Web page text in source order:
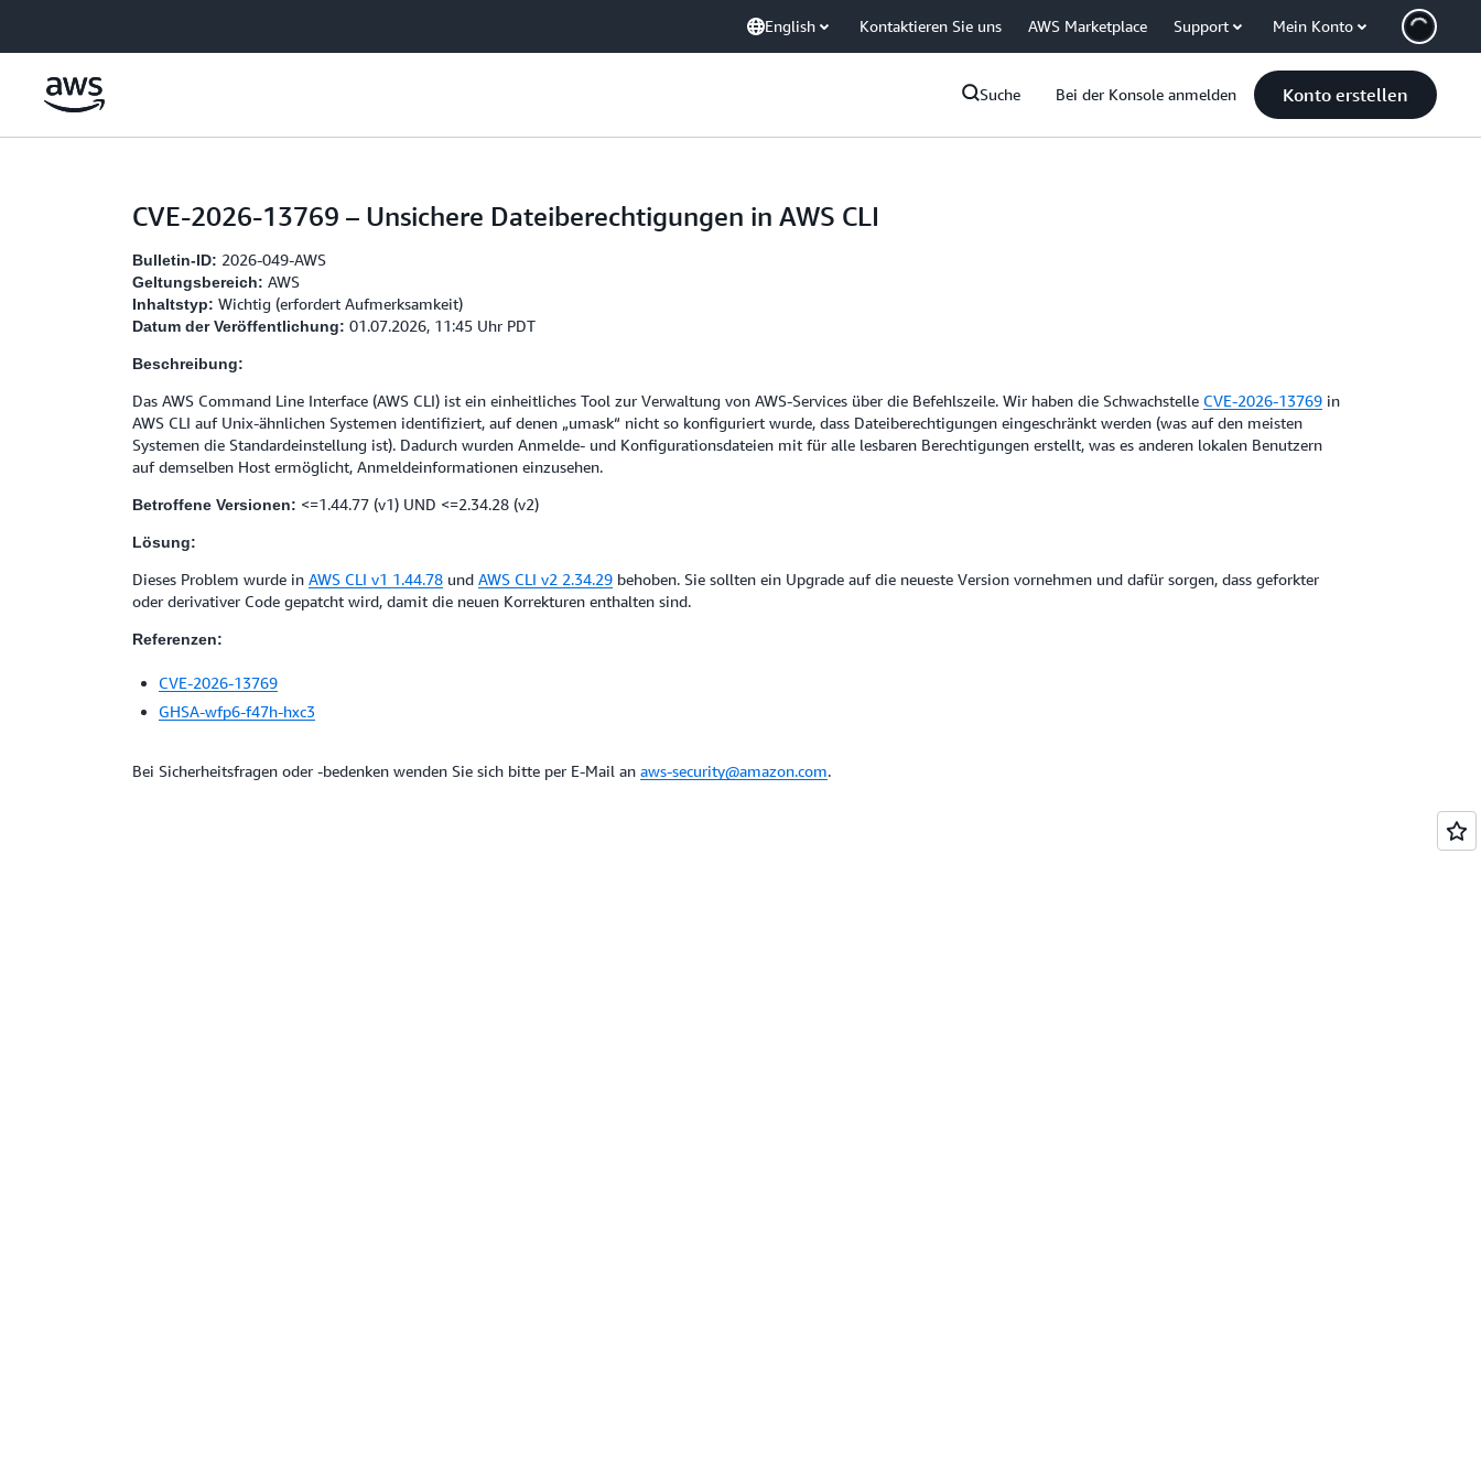
English Kontaktieren Sie uns AWS Marketplace Support Mein Konto
Suche Bei der Konsole anmelden Konto erstellen
CVE-2026-13769 – Unsichere Dateiberechtigungen in AWS CLI
Bulletin-ID: 2026-049-AWS
Geltungsbereich: AWS
Inhaltstyp: Wichtig (erfordert Aufmerksamkeit)
Datum der Veröffentlichung: 01.07.2026, 11:45 Uhr PDT
Beschreibung:
Das AWS Command Line Interface (AWS CLI) ist ein einheitliches Tool zur Verwaltung von AWS-Services über die Befehlszeile. Wir haben die Schwachstelle CVE-2026-13769 in
AWS CLI auf Unix-ähnlichen Systemen identifiziert, auf denen „umask“ nicht so konfiguriert wurde, dass Dateiberechtigungen eingeschränkt werden (was auf den meisten
Systemen die Standardeinstellung ist). Dadurch wurden Anmelde- und Konfigurationsdateien mit für alle lesbaren Berechtigungen erstellt, was es anderen lokalen Benutzern
auf demselben Host ermöglicht, Anmeldeinformationen einzusehen.
Betroffene Versionen: <=1.44.77 (v1) UND <=2.34.28 (v2)
Lösung:
Dieses Problem wurde in AWS CLI v1 1.44.78 und AWS CLI v2 2.34.29 behoben. Sie sollten ein Upgrade auf die neueste Version vornehmen und dafür sorgen, dass geforkter
oder derivativer Code gepatcht wird, damit die neuen Korrekturen enthalten sind.
Referenzen:
CVE-2026-13769
GHSA-wfp6-f47h-hxc3
Bei Sicherheitsfragen oder -bedenken wenden Sie sich bitte per E-Mail an aws-security@amazon.com.